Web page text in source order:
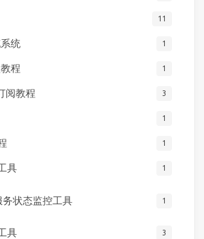
11
统 1
程 1
阅教程 3
1
1
具 1
务状态监控工具 1
具 3